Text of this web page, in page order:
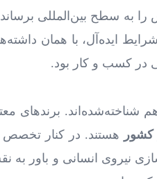
به سطح بین‌المللی
ایده‌آل، با همان
در کسب ‌و کار بود.
شناخته‌شده‌اند. برندهای
هستند. در کنار تخصص
نیروی انسانی و باور